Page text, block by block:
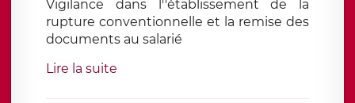
Vigilance dans l''établissement de la
rupture conventionnelle et la remise des
documents au salarié
Lire la suite